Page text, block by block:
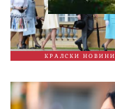
КРАЛСКИ НОВИНИ